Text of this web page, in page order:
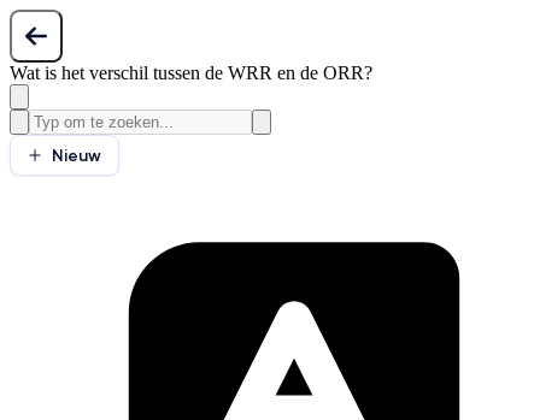
Wat is het verschil tussen de WRR en de ORR?
Nieuw